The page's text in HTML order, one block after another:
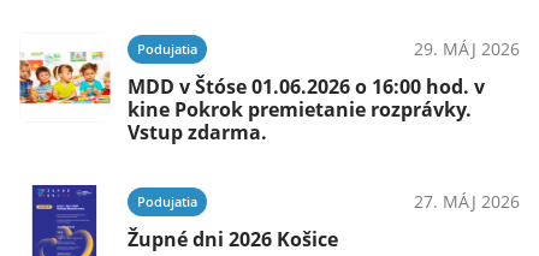
Podujatia 29. MÁJ 2026
MDD v Štóse 01.06.2026 o 16:00 hod. v
kine Pokrok premietanie rozprávky.
Vstup zdarma.
Podujatia 27. MÁJ 2026
Župné dni 2026 Košice